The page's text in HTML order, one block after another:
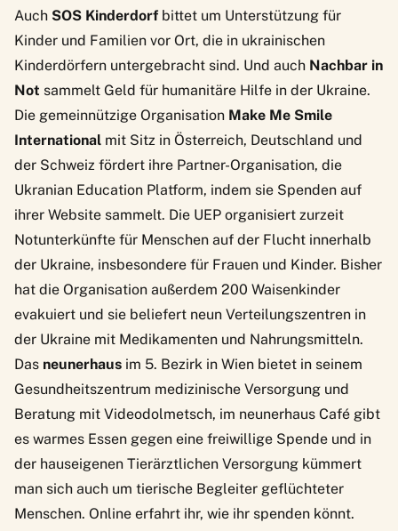
Auch SOS Kinderdorf bittet um Unterstützung für
Kinder und Familien vor Ort, die in ukrainischen
Kinderdörfern untergebracht sind. Und auch Nachbar in
Not sammelt Geld für humanitäre Hilfe in der Ukraine.
Die gemeinnützige Organisation Make Me Smile
International mit Sitz in Österreich, Deutschland und
der Schweiz fördert ihre Partner-Organisation, die
Ukranian Education Platform, indem sie Spenden auf
ihrer Website sammelt. Die UEP organisiert zurzeit
Notunterkünfte für Menschen auf der Flucht innerhalb
der Ukraine, insbesondere für Frauen und Kinder. Bisher
hat die Organisation außerdem 200 Waisenkinder
evakuiert und sie beliefert neun Verteilungszentren in
der Ukraine mit Medikamenten und Nahrungsmitteln.
Das neunerhaus im 5. Bezirk in Wien bietet in seinem
Gesundheitszentrum medizinische Versorgung und
Beratung mit Videodolmetsch, im neunerhaus Café gibt
es warmes Essen gegen eine freiwillige Spende und in
der hauseigenen Tierärztlichen Versorgung kümmert
man sich auch um tierische Begleiter geflüchteter
Menschen. Online erfahrt ihr, wie ihr spenden könnt.